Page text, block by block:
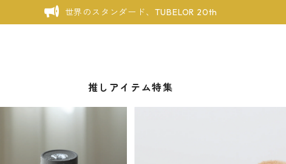
世界のスタンダード、TUBELOR 20th
推しアイテム特集